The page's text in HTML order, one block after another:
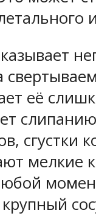
её
слипанию
сгустки
мелкие